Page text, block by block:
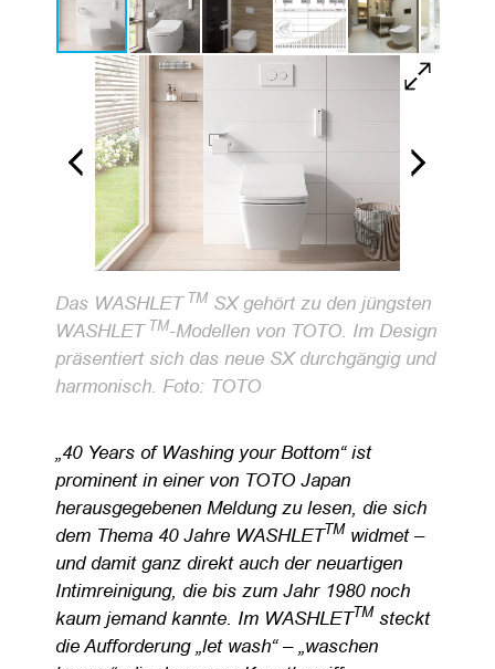
Das WASHLETTM SX gehört zu den jüngsten
WASHLETTM-Modellen von TOTO. Im Design
präsentiert sich das neue SX durchgängig und
harmonisch. Foto: TOTO
„40 Years of Washing your Bottom“ ist
prominent in einer von TOTO Japan
herausgegebenen Meldung zu lesen, die sich
dem Thema 40 Jahre WASHLETTM widmet –
und damit ganz direkt auch der neuartigen
Intimreinigung, die bis zum Jahr 1980 noch
kaum jemand kannte. Im WASHLETTM steckt
die Aufforderung „let wash“ – „waschen